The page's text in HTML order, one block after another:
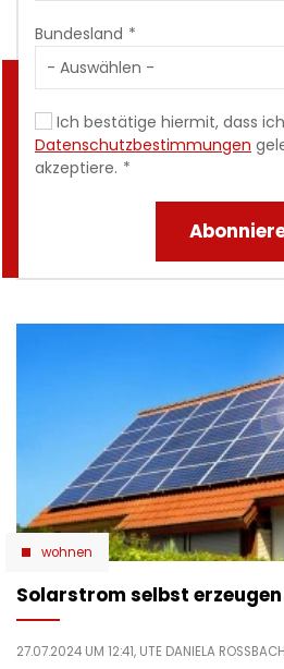
Bundesland
Ich bestätige hiermit, dass
Datenschutzbestimmungen
akzeptiere.
wohnen
Solarstrom selbst erzeugen
27.07.2024 UM 12:41, UTE DANIELA